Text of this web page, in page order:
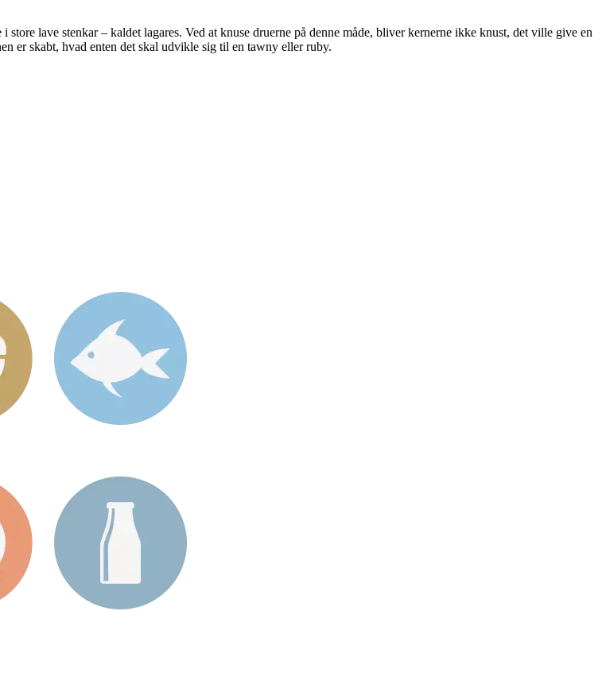
lave stenkar – kaldet lagares. Ved at knuse druerne på denne måde, bliver kernerne ikke knust, det ville give en
er skabt, hvad enten det skal udvikle sig til en tawny eller ruby.